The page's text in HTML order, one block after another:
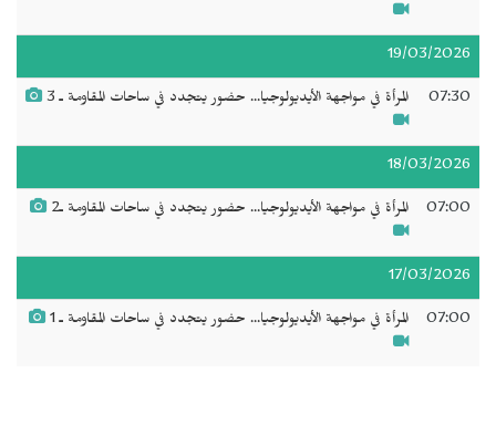
19/03/2026
07:30 المرأة في مواجهة الأيديولوجيا... حضور يتجدد في ساحات المقاومة ـ 3
18/03/2026
07:00 المرأة في مواجهة الأيديولوجيا... حضور يتجدد في ساحات المقاومة ـ2
17/03/2026
07:00 المرأة في مواجهة الأيديولوجيا... حضور يتجدد في ساحات المقاومة ـ 1